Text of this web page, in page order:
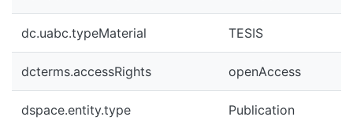
dc.uabc.typeMaterial TESIS
dcterms.accessRights openAccess
dspace.entity.type Publication